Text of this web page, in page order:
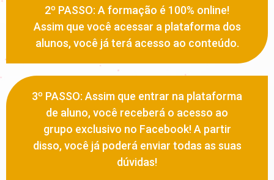
2º PASSO: A formação é 100% online!
Assim que você acessar a plataforma dos
alunos, você já terá acesso ao conteúdo.
3º PASSO: Assim que entrar na plataforma
de aluno, você receberá o acesso ao
grupo exclusivo no Facebook! A partir
disso, você já poderá enviar todas as suas
dúvidas!